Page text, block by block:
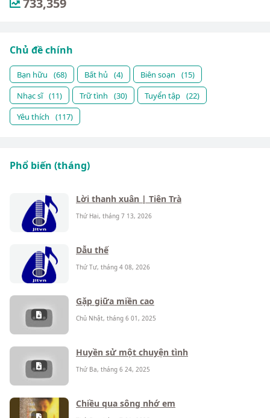
Chủ đề chính
Bạn hữu (68) Bất hủ (4) Biên soạn
(15)
Nhạc sĩ (11) Trữ tình (30) Tuyển tập (22)
Yêu thích
(117)
Phổ biến (tháng)
Lời thanh xuân | Tiên Trà
Thứ Hai, tháng 7 13, 2026
Dẫu thế
Thứ Tư, tháng 4 08, 2026
Gặp giữa miền cao
Chủ Nhật, tháng 6 01, 2025
Huyền sử một chuyện tình
Thứ Ba, tháng 6 24, 2025
Chiều qua sông nhớ em